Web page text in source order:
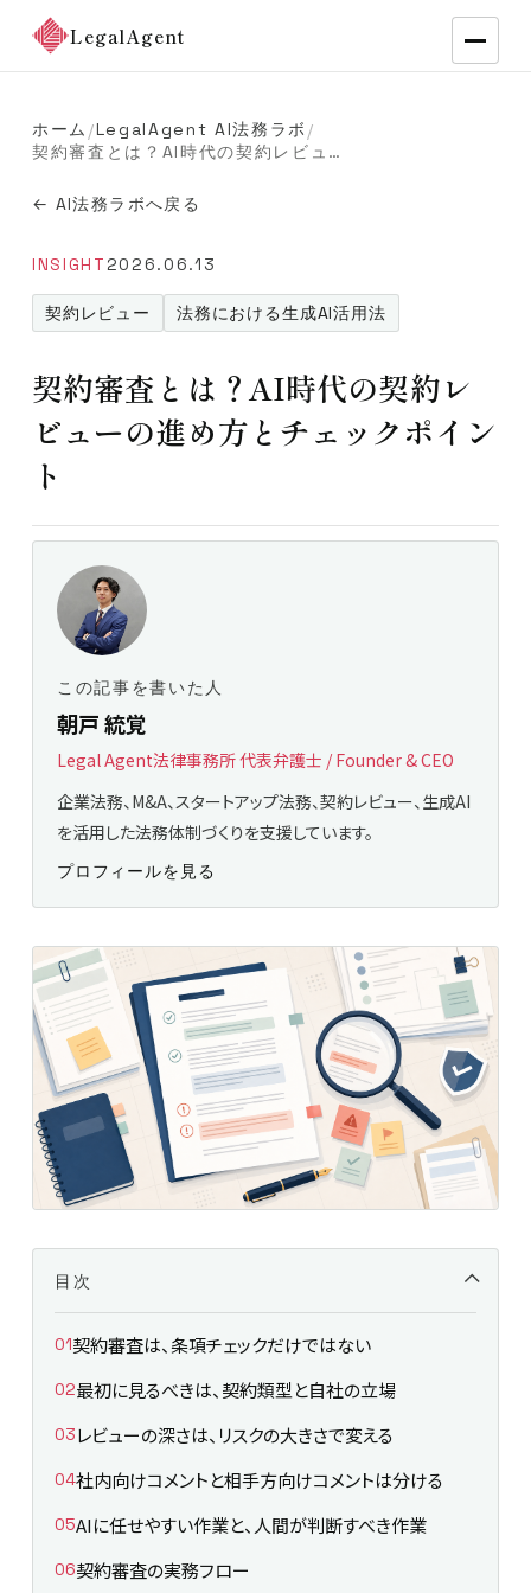
LegalAgent
ホーム /LegalAgent AI法務ラボ /
契約審査とは？AI時代の契約レビューの進め方とチェックポイント
← AI法務ラボへ戻る
INSIGHT2026.06.13
契約レビュー 法務における生成AI活用法
契約審査とは？AI時代の契約レ
ビューの進め方とチェックポイン
ト
この記事を書いた人
朝戸 統覚
Legal Agent法律事務所 代表弁護士 / Founder & CEO
企業法務、M&A、スタートアップ法務、契約レビュー、生成AI
を活用した法務体制づくりを支援しています。
プロフィールを見る
目次
契約審査は、条項チェックだけではない
最初に見るべきは、契約類型と自社の立場
レビューの深さは、リスクの大きさで変える
社内向けコメントと相手方向けコメントは分ける
AIに任せやすい作業と、人間が判断すべき作業
契約審査の実務フロー